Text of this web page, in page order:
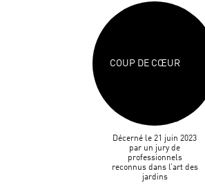
COUP DE CŒUR
Décerné le 21 juin 2023
par un jury de
professionnels
reconnus dans l’art des
jardins